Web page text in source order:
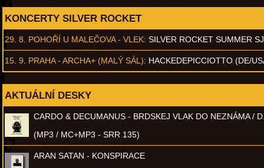
KONCERTY SILVER ROCKET
29. 8. POHOŘÍ U MALEČOVA - VLEK: SILVER ROCKET SUMMER
15. 9. PRAHA - ARCHA+ (MALÝ SÁL): HACKEDEPICCIOTTO (DE/
AKTUÁLNÍ DESKY
CARDO & DECUMANUS - BRDSKEJ VLAK DO NEZNÁMA /
(MP3 / MC+MP3 - SRR 135)
ARAN SATAN - KONSPIRACE